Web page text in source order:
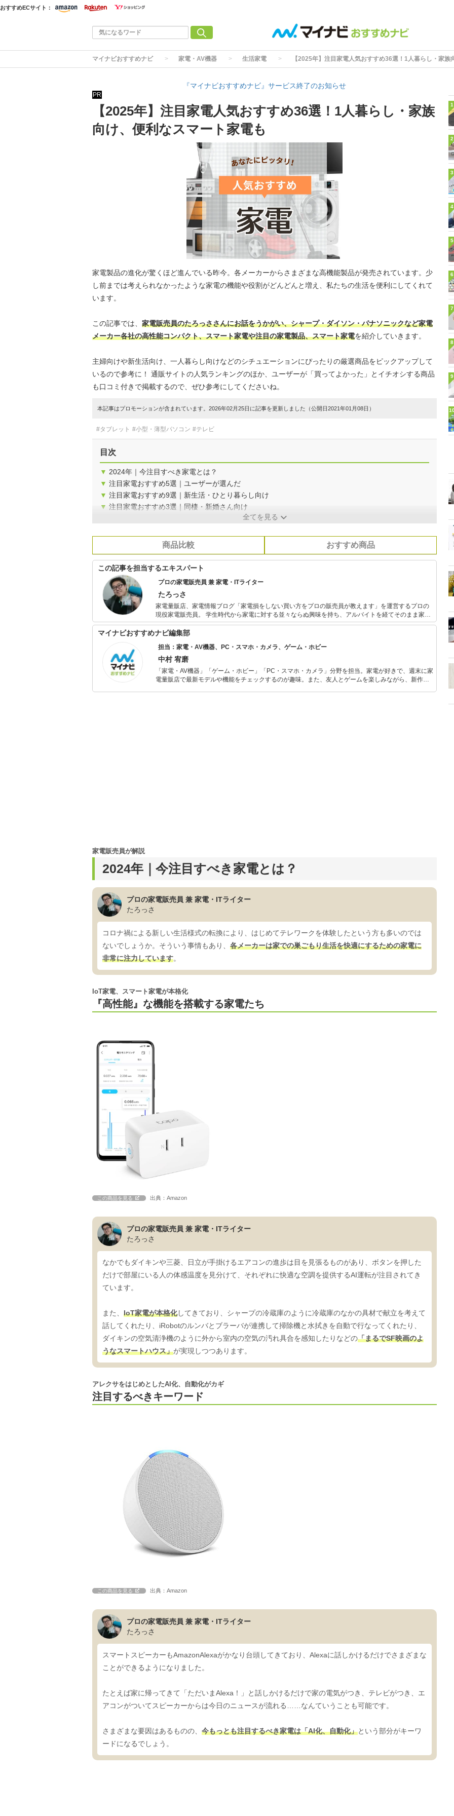
おすすめECサイト：
マイナビおすすめナビ 家電・AV機器 生活家電 【2025年】注目家電人気おすすめ36選！1人暮らし・家
『マイナビおすすめナビ』サービス終了のお知らせ
PR
【2025年】注目家電人気おすすめ36選！1人暮らし・家族
向け、便利なスマート家電も
家電製品の進化が驚くほど進んでいる昨今。各メーカーからさまざまな高機能製品が発売されています。少
し前までは考えられなかったような家電の機能や役割がどんどんと増え、私たちの生活を便利にしてくれて
います。
この記事では、 家電販売員のたろっささんにお話をうかがい、シャープ・ダイソン・パナソニックなど家電
メーカー各社の高性能コンパクト、スマート家電や注目の家電製品、スマート家電を紹介していきます。
主婦向けや新生活向け、一人暮らし向けなどのシチュエーションにぴったりの厳選商品をピックアップして
いるので参考に！ 通販サイトの人気ランキングのほか、ユーザーが「買ってよかった」とイチオシする商品
も口コミ付きで掲載するので、ぜひ参考にしてくださいね。
本記事はプロモーションが含まれています。2026年02月25日に記事を更新しました（公開日2021年01月08日）
#タブレット #小型・薄型パソコン #テレビ
目次
▼ 2024年｜今注目すべき家電とは？
▼ 注目家電おすすめ5選｜ユーザーが選んだ
▼ 注目家電おすすめ9選｜新生活・ひとり暮らし向け
▼ 注目家電おすすめ3選｜同棲・新婚さん向け
全てを見る
商品比較 おすすめ商品
この記事を担当するエキスパート
プロの家電販売員 兼 家電・ITライター
たろっさ
家電量販店、家電情報ブログ「家電損をしない買い方をプロの販売員が教えます」を運営するプロの
現役家電販売員。 学生時代から家電に対する並々ならぬ興味を持ち、アルバイトを経てそのまま家電
量販店の道へと進んで15年弱。 個人で年間2億円を売り上げ、数々の法人内コンテスト等で表彰され
た経験を持っています。 家電アドバイザーの資格を有し、家電と名の付く物全てに精通しています。
電に巡り会える機会の提供」に尽力しています。
マイナビおすすめナビ編集部
担当：家電・AV機器、PC・スマホ・カメラ、ゲーム・ホビー
中村 宥磨
「家電・AV機器」「ゲーム・ホビー」「PC・スマホ・カメラ」分野を担当。家電が好きで、週末に家
電量販店で最新モデルや機能をチェックするのが趣味。また、友人とゲームを楽しみながら、新作タ
2024年｜今注目すべき家電とは？
家電販売員が解説
プロの家電販売員 兼 家電・ITライター
たろっさ
コロナ禍による新しい生活様式の転換により、はじめてテレワークを体験したという方も多いのでは
ないでしょうか。そういう事情もあり、 各メーカーは家での巣ごもり生活を快適にするための家電に
非常に注力しています。
『高性能』な機能を搭載する家電たち
IoT家電、スマート家電が本格化
この商品を見る 出典：Amazon
プロの家電販売員 兼 家電・ITライター
たろっさ
なかでもダイキンや三菱、日立が手掛けるエアコンの進歩は目を見張るものがあり、ボタンを押した
だけで部屋にいる人の体感温度を見分けて、それぞれに快適な空調を提供するAI運転が注目されてき
ています。
また、 IoT家電が本格化してきており、シャープの冷蔵庫のように冷蔵庫のなかの具材で献立を考えて
話してくれたり、iRobotのルンバとブラーバが連携して掃除機と水拭きを自動で行なってくれたり、
ダイキンの空気清浄機のように外から室内の空気の汚れ具合を感知したりなどの「まるでSF映画のよ
うなスマートハウス」が実現しつつあります。
注目するべきキーワード
アレクサをはじめとしたAI化、自動化がカギ
この商品を見る 出典：Amazon
プロの家電販売員 兼 家電・ITライター
たろっさ
スマートスピーカーもAmazonAlexaがかなり台頭してきており、Alexaに話しかけるだけでさまざまな
ことができるようになりました。
たとえば家に帰ってきて「ただいまAlexa！」と話しかけるだけで家の電気がつき、テレビがつき、エ
アコンがついてスピーカーからは今日のニュースが流れる……なんていうことも可能です。
さまざまな要因はあるものの、 今もっとも注目するべき家電は「AI化、自動化」という部分がキーワ
ードになるでしょう。
1
2
3
4
5
6
7
8
9